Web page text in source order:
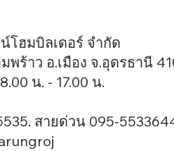
โฮมบิลเดอร์ จำกัด
พร้าว อ.เมือง จ.อุดรธานี
น. - 17.00 น.
สายด่วน 095-